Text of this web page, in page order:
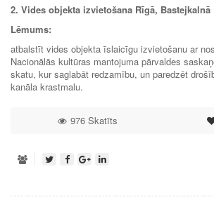
2. Vides objekta izvietošana Rīgā, Bastejkalnā
Lēmums:
atbalstīt vides objekta īslaicīgu izvietošanu ar
Nacionālās kultūras mantojuma pārvaldes
skatu, kur saglabāt redzamību, un paredzēt
kanāla krastmalu.
976 Skatīts